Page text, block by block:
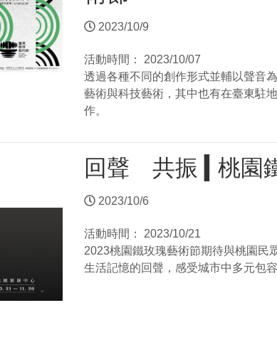
2023/10/9
活動時間：
2023/10/07
透過各種不同的創作形式並輔以聲音
藝術與科技藝術，其中也有在臺東駐
作。
回聲 共振 ▍桃園
2023/10/6
活動時間：
2023/10/21
2023桃園鐵玫瑰藝術節期待與桃園民
生活記憶的回聲，感受城市中多元包容